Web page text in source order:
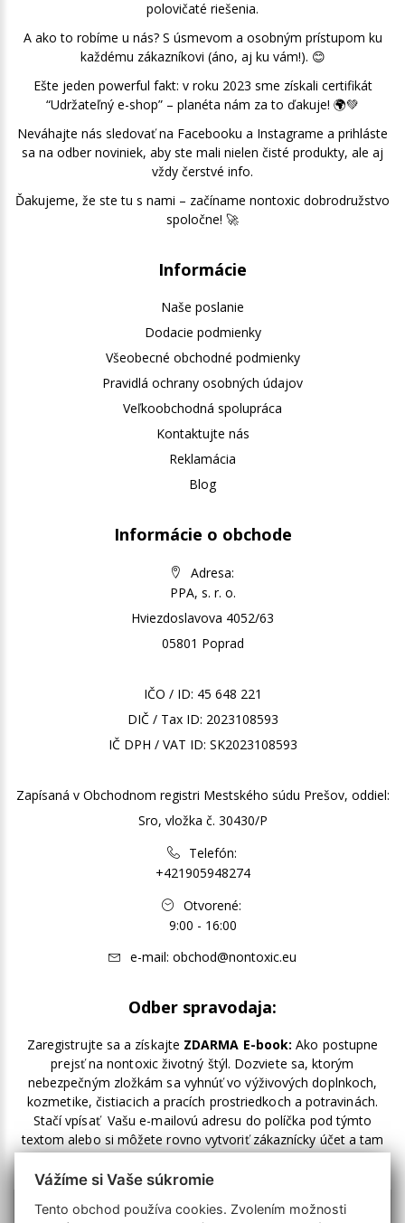
polovičaté riešenia.
A ako to robíme u nás? S úsmevom a osobným prístupom ku
každému zákazníkovi (áno, aj ku vám!). 😊
Ešte jeden powerful fakt: v roku 2023 sme získali certifikát
“Udržateľný e-shop” – planéta nám za to ďakuje! 🌍💚
Neváhajte nás sledovať na Facebooku a Instagrame a prihláste
sa na odber noviniek, aby ste mali nielen čisté produkty, ale aj
vždy čerstvé info.
Ďakujeme, že ste tu s nami – začíname nontoxic dobrodružstvo
spoločne! 🚀
Informácie
Naše poslanie
Dodacie podmienky
Všeobecné obchodné podmienky
Pravidlá ochrany osobných údajov
Veľkoobchodná spolupráca
Kontaktujte nás
Reklamácia
Blog
Informácie o obchode
Adresa:
PPA, s. r. o.
Hviezdoslavova 4052/63
05801 Poprad
IČO / ID: 45 648 221
DIČ / Tax ID: 2023108593
IČ DPH / VAT ID: SK2023108593
Zapísaná v Obchodnom registri Mestského súdu Prešov, oddiel:
Sro, vložka č. 30430/P
Telefón:
+421905948274
Otvorené:
9:00 - 16:00
e-mail: obchod@nontoxic.eu
Odber spravodaja:
Zaregistrujte sa a získajte ZDARMA E-book: Ako postupne
prejsť na nontoxic životný štýl. Dozviete sa, ktorým
nebezpečným zložkám sa vyhnúť vo výživových doplnkoch,
kozmetike, čistiacich a pracích prostriedkoch a potravinách.
Stačí vpísať Vašu e-mailovú adresu do políčka pod týmto
textom alebo si môžete rovno vytvoriť zákaznícky účet a tam
zakliknúť odber noviniek.
Vážíme si Vaše súkromie
Tento obchod používa cookies. Zvolením možnosti